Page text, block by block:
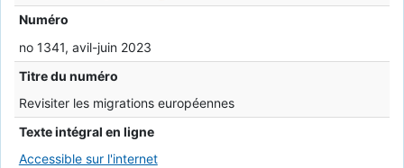
Numéro
no 1341, avil-juin 2023
Titre du numéro
Revisiter les migrations européennes
Texte intégral en ligne
Accessible sur l'internet